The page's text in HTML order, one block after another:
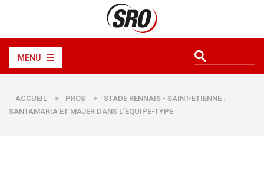
MENU
ACCUEIL > PROS >
STADE RENNAIS - SAINT-ETIENNE :
SANTAMARIA ET MAJER DANS L’EQUIPE-TYPE